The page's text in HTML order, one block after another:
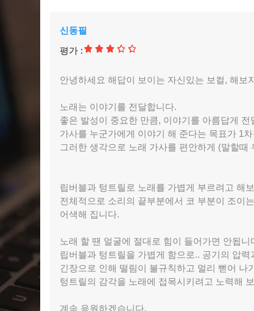
신동필
평가 :
안녕하세요 해답이 보이는 자신있는 보컬, 해보
노래는 이야기를 전달합니다.
좋은 발성이 중요한 만큼, 이야기를 아름답게
가사를 누군가에게 이야기 해 준다는 목표가 1
그러한 생각으로 노래 가사를 편안하게 (말할
립버블과 텅트릴로 노래를 가볍게 부르려고 해
전체적으로 소리의 끝부분에서 코 부분이 조이
어색해 집니다.
노래 할 땐 얼굴에 절대로 힘이 들어가면 안됩
립버블과 텅트릴을 가볍게 함으로.. 공기의 압
긴장으로 인해 떨림이 불규칙하고 멀리 뻗어
텅트릴의 감각을 노래에 접목시키려고 노력해
계속 응원하겠습니다.